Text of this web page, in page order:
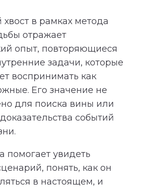
в рамках метода
отражает
опыт, повторяющиеся
задачи, которые
воспринимать как
Его значение не
для поиска вины или
событий
помогает увидеть
понять, как он
в настоящем, и